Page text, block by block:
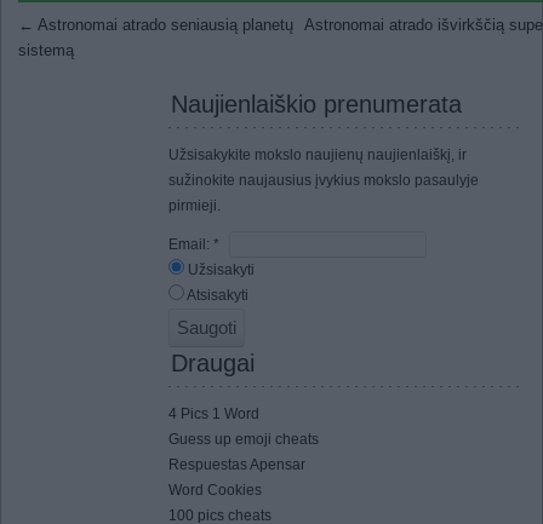
Post navigation
← Astronomai atrado seniausią planetų
sistemą
Astronomai atrado išvirkščią
Naujienlaiškio prenumerata
Užsisakykite mokslo naujienų naujienlaiškį, ir
sužinokite naujausius įvykius mokslo pasaulyje
pirmieji.
Email: *
Užsisakyti
Atsisakyti
Draugai
4 Pics 1 Word
Guess up emoji cheats
Respuestas Apensar
Word Cookies
100 pics cheats